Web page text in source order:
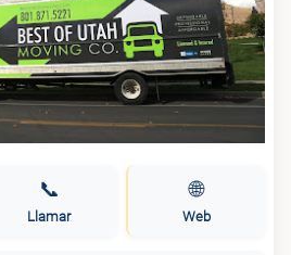
📞
Llamar
🌐
Web